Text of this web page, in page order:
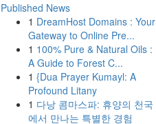
Published News
1 DreamHost Domains : Your
Gateway to Online Pre...
1 100% Pure & Natural Oils :
A Guide to Forest C...
1 {Dua Prayer Kumayl: A
Profound Litany
1 다낭 콤마스파: 휴양의 천국
에서 만나는 특별한 경험